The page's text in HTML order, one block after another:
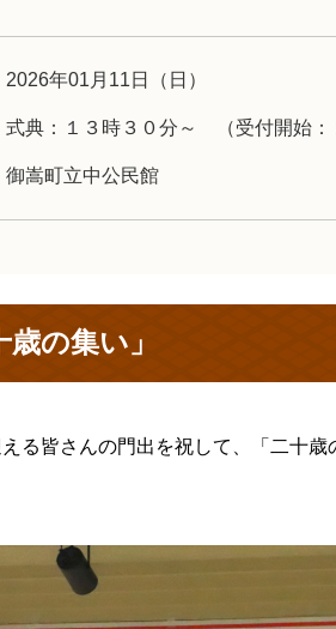
2026年01月11日（日）
式典：１３時３０分～ （受付開始：
御嵩町立中公民館
の集い」
る皆さんの門出を祝して、「二十歳